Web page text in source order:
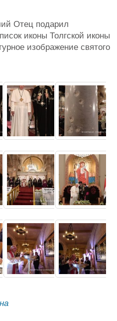
Отец подарил
иконы Толгской иконы
изображение святого